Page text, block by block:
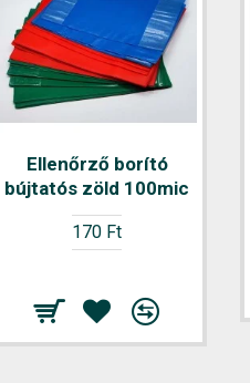
Ellenőrző borító
bújtatós zöld 100mic
170 Ft